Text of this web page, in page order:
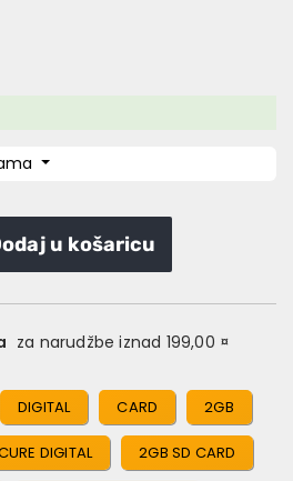
u košaricu
za narudžbe iznad 199,00 ¤
DIGITAL CARD 2GB
DIGITAL 2GB SD CARD